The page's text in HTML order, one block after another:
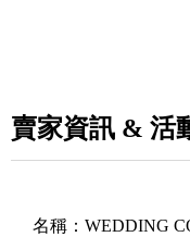
賣家資訊 & 活
名稱： WEDDING